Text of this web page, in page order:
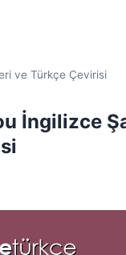
ve Türkçe Çevirisi
İngilizce